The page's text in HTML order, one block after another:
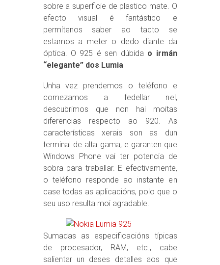
sobre a superficie de plastico mate. O
efecto visual é fantástico e
permítenos saber ao tacto se
estamos a meter o dedo diante da
óptica. O 925 é sen dúbida o irmán
“elegante” dos Lumia
Unha vez prendemos o teléfono e
comezamos a fedellar nel,
descubrimos que non hai moitas
diferencias respecto ao 920. As
características xerais son as dun
terminal de alta gama, e garanten que
Windows Phone vai ter potencia de
sobra para traballar. E efectivamente,
o teléfono responde ao instante en
case todas as aplicacións, polo que o
seu uso resulta moi agradable.
Sumadas as especificacións típicas
de procesador, RAM, etc., cabe
salientar un deses detalles aos que